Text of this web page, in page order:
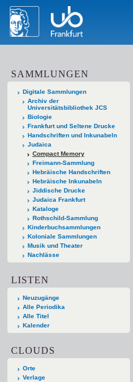
SAMMLUNGEN
Digitale Sammlungen
Archiv der
Universitätsbibliothek JCS
Biologie
Frankfurt und Seltene Drucke
Handschriften und Inkunabeln
Judaica
Compact Memory
Freimann-Sammlung
Hebräische Handschriften
Hebräische Inkunabeln
Jiddische Drucke
Judaica Frankfurt
Kataloge
Rothschild-Sammlung
Kinderbuchsammlungen
Koloniale Sammlungen
Musik und Theater
Nachlässe
LISTEN
Neuzugänge
Alle Periodika
Alle Titel
Kalender
CLOUDS
Orte
Verlage